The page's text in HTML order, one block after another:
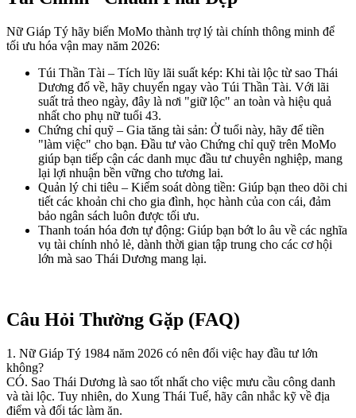
Nữ Giáp Tý hãy biến MoMo thành trợ lý tài chính thông minh để
tối ưu hóa vận may năm 2026:
Túi Thần Tài – Tích lũy lãi suất kép: Khi tài lộc từ sao Thái
Dương đổ về, hãy chuyển ngay vào Túi Thần Tài. Với lãi
suất trả theo ngày, đây là nơi "giữ lộc" an toàn và hiệu quả
nhất cho phụ nữ tuổi 43.
Chứng chỉ quỹ – Gia tăng tài sản: Ở tuổi này, hãy để tiền
"làm việc" cho bạn. Đầu tư vào Chứng chỉ quỹ trên MoMo
giúp bạn tiếp cận các danh mục đầu tư chuyên nghiệp, mang
lại lợi nhuận bền vững cho tương lai.
Quản lý chi tiêu – Kiểm soát dòng tiền: Giúp bạn theo dõi chi
tiết các khoản chi cho gia đình, học hành của con cái, đảm
bảo ngân sách luôn được tối ưu.
Thanh toán hóa đơn tự động: Giúp bạn bớt lo âu về các nghĩa
vụ tài chính nhỏ lẻ, dành thời gian tập trung cho các cơ hội
lớn mà sao Thái Dương mang lại.
Câu Hỏi Thường Gặp (FAQ)
1. Nữ Giáp Tý 1984 năm 2026 có nên đổi việc hay đầu tư lớn
không?
CÓ. Sao Thái Dương là sao tốt nhất cho việc mưu cầu công danh
và tài lộc. Tuy nhiên, do Xung Thái Tuế, hãy cân nhắc kỹ về địa
điểm và đối tác làm ăn.